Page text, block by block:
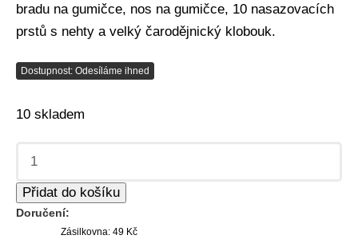
bradu na gumičce, nos na gumičce, 10 nasazovacích
prstů s nehty a velký čarodějnický klobouk.
Dostupnost: Odesíláme ihned
10 skladem
Přidat do košíku
Doručení:
Zásilkovna: 49 Kč